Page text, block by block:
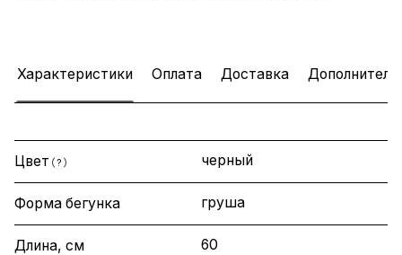
Характеристики Оплата Доставка
Цвет ? черный
Форма бегунка груша
Длина, см 60